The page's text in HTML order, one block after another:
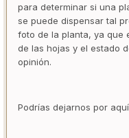
para determinar si una
se puede dispensar tal
foto de la planta, ya que
de las hojas y el estado
opinión.
Podrías dejarnos por